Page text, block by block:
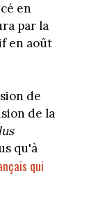
en
par la
en août
de
de la
qu'à
qui